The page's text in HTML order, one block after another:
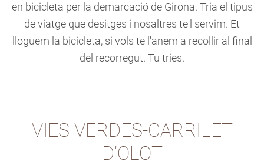
en bicicleta per la demarcació de Girona. Tria el tipus
de viatge que desitges i nosaltres te'l servim. Et
lloguem la bicicleta, si vols te l'anem a recollir al final
del recorregut. Tu tries.
VIES VERDES-CARRILET
D'OLOT